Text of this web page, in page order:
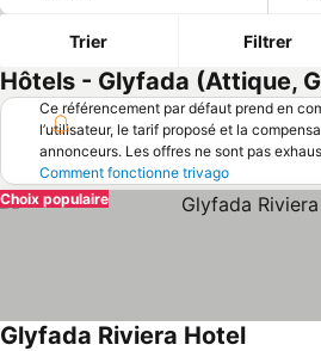
Trier Filtrer
Hôtels - Glyfada (Attique,
Ce référencement par défaut prend en
l’utilisateur, le tarif proposé et la
annonceurs. Les offres ne sont pas
Comment fonctionne trivago
Choix populaire
Glyfada Riviera Hotel